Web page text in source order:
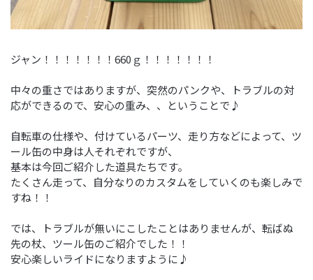
ジャン！！！！！！！660ｇ！！！！！！！
中々の重さではありますが、突然のパンクや、トラブルの対
応ができるので、安心の重み、、ということで♪
自転車の仕様や、付けているパーツ、走り方などによって、ツ
ール缶の中身は人それぞれですが、
基本は今回ご紹介した道具たちです。
たくさん走って、自分なりのカスタムをしていくのも楽しみで
すね！！
では、トラブルが無いにこしたことはありませんが、転ばぬ
先の杖、ツール缶のご紹介でした！！
安心楽しいライドになりますように♪